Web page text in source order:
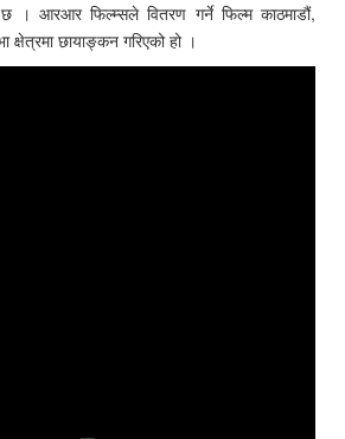
छ । आरआर फिल्म्सले वितरण गर्ने फिल्म काठमाडौं,
छायाङ्कन गरिएको हो ।